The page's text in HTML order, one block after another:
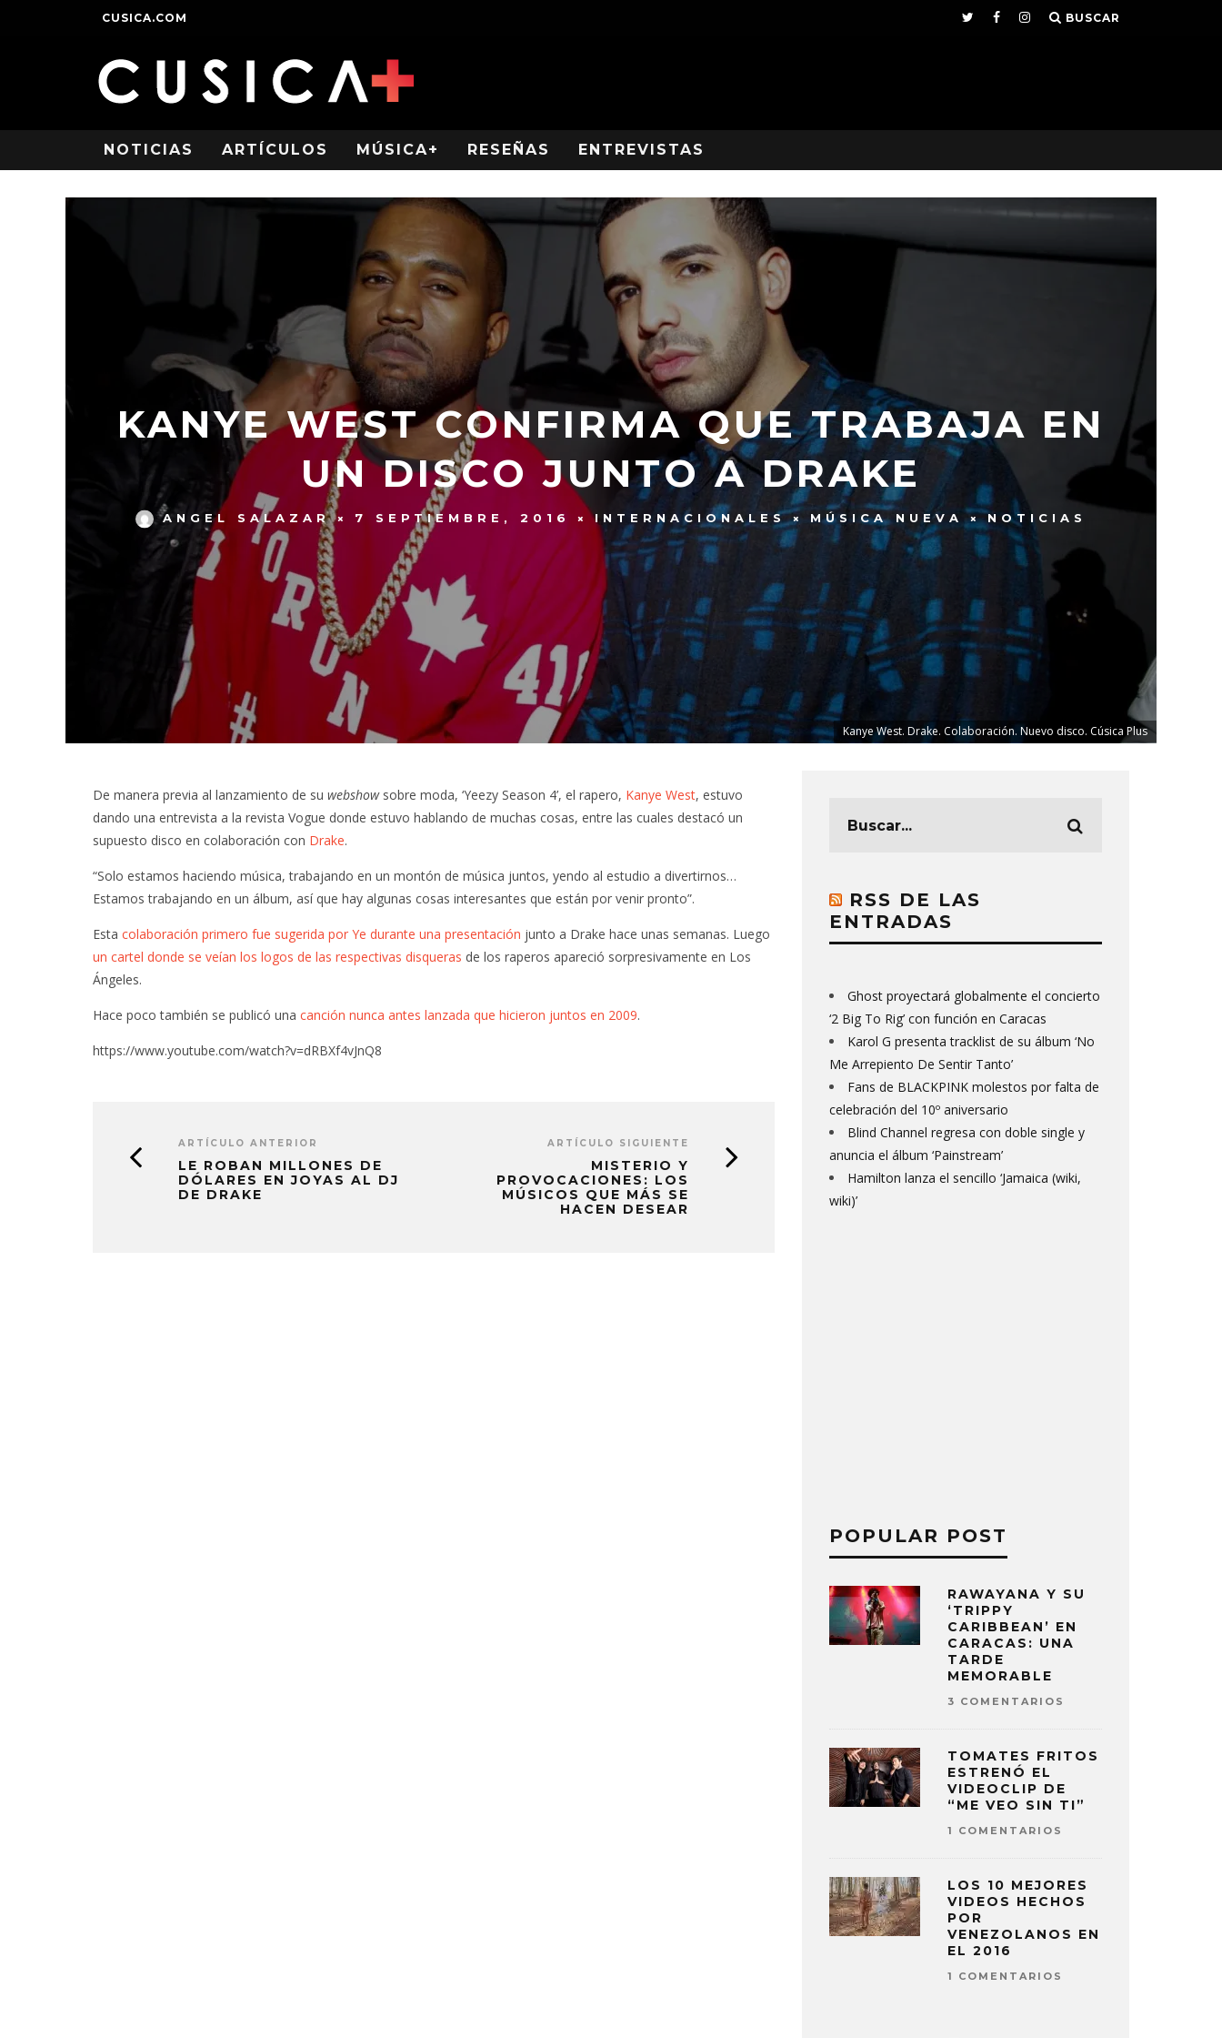
CUSICA.COM BUSCAR
NOTICIAS ARTÍCULOS MÚSICA+ RESEÑAS ENTREVISTAS
KANYE WEST CONFIRMA QUE TRABAJA EN
UN DISCO JUNTO A DRAKE
ANGEL SALAZAR 7 SEPTIEMBRE, 2016 INTERNACIONALES MÚSICA NUEVA NOTICIAS
Kanye West. Drake. Colaboración. Nuevo disco. Cúsica Plus
De manera previa al lanzamiento de su webshowsobre moda, ‘Yeezy Season 4’, el rapero, Kanye West, estuvo
dando una entrevista a la revista Vogue donde estuvo hablando de muchas cosas, entre las cuales destacó un
supuesto disco en colaboración con Drake.
“Solo estamos haciendo música, trabajando en un montón de música juntos, yendo al estudio a divertirnos…
Estamos trabajando en un álbum, así que hay algunas cosas interesantes que están por venir pronto”.
Esta colaboración primero fue sugerida por Ye durante una presentación junto a Drake hace unas semanas. Luego
un cartel donde se veían los logos de las respectivas disqueras de los raperos apareció sorpresivamente en Los
Ángeles.
Hace poco también se publicó una canción nunca antes lanzada que hicieron juntos en 2009.
https://www.youtube.com/watch?v=dRBXf4vJnQ8
ARTÍCULO ANTERIOR
LE ROBAN MILLONES DE
DÓLARES EN JOYAS AL DJ
DE DRAKE
ARTÍCULO SIGUIENTE
MISTERIO Y
PROVOCACIONES: LOS
MÚSICOS QUE MÁS SE
HACEN DESEAR
RSS DE LAS
ENTRADAS
Ghost proyectará globalmente el concierto
‘2 Big To Rig’ con función en Caracas
Karol G presenta tracklist de su álbum ‘No
Me Arrepiento De Sentir Tanto’
Fans de BLACKPINK molestos por falta de
celebración del 10º aniversario
Blind Channel regresa con doble single y
anuncia el álbum ‘Painstream’
Hamilton lanza el sencillo ‘Jamaica (wiki,
wiki)’
POPULAR POST
RAWAYANA Y SU
‘TRIPPY
CARIBBEAN’ EN
CARACAS: UNA
TARDE
MEMORABLE
3 COMENTARIOS
TOMATES FRITOS
ESTRENÓ EL
VIDEOCLIP DE
“ME VEO SIN TI”
1 COMENTARIOS
LOS 10 MEJORES
VIDEOS HECHOS
POR
VENEZOLANOS EN
EL 2016
1 COMENTARIOS